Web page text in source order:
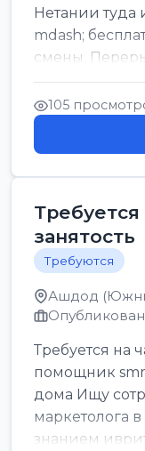
Нетании туда
mdash;
смены.
для всех...
105
занятость
Требуются
Ашдод
Требуется на
помощник
дома Ищу
маркетолога
знанием